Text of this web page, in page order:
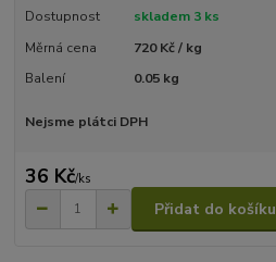
Dostupnost
skladem 3 ks
Měrná cena
720 Kč / kg
Balení
0.05 kg
Nejsme plátci DPH
36 Kč/ks
Přidat do košíku